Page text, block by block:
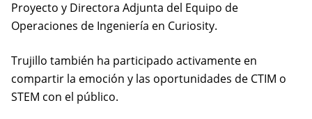
Proyecto y Directora Adjunta del Equipo de
Operaciones de Ingeniería en Curiosity.
Trujillo también ha participado activamente en
compartir la emoción y las oportunidades de CTIM o
STEM con el público.